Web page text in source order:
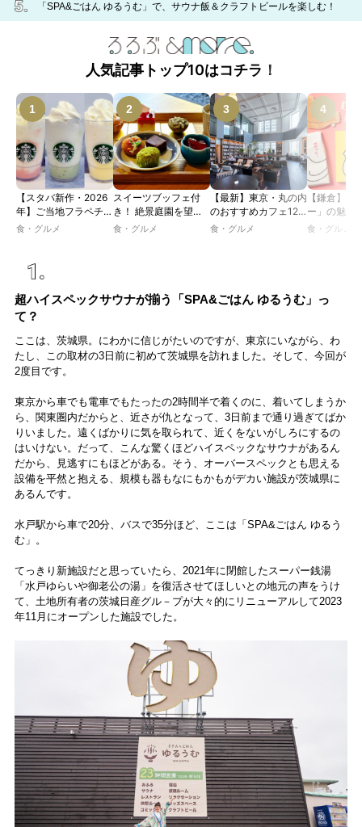
「SPA&ごはん ゆるうむ」で、サウナ飯＆クラフトビールを楽しむ！
人気記事トップ10はコチラ！
【スタバ新作・2026
年】ご当地フラペチー
ノが新登場！ 地域と
JIMOTO
PROGRAM」が青
森・群馬・沖縄で始
動。6種類を飲んで実
食レポート
食・グルメ
スイーツブッフェ付
き！ 絶景庭園を望む
ホテルレストランで味
食・グルメ
【最新】東京・丸の内
のおすすめカフェ12
選｜ひとりでゆったり
食・グルメ
【鎌倉】「
ー」の魅力
説！ 定番商
食・グルメ
超ハイスペックサウナが揃う「SPA&ごはん ゆるうむ」っ
て？
ここは、茨城県。にわかに信じがたいのですが、東京にいながら、わ
たし、この取材の3日前に初めて茨城県を訪れました。そして、今回が
2度目です。
東京から車でも電車でもたったの2時間半で着くのに、着いてしまうか
ら、関東圏内だからと、近さが仇となって、3日前まで通り過ぎてばか
りいました。遠くばかりに気を取られて、近くをないがしろにするの
はいけない。だって、こんな驚くほどハイスペックなサウナがあるん
だから、見逃すにもほどがある。そう、オーバースペックとも思える
設備を平然と抱える、規模も器もなにもかもがデカい施設が茨城県に
あるんです。
水戸駅から車で20分、バスで35分ほど、ここは「SPA&ごはん ゆるう
む」。
てっきり新施設だと思っていたら、2021年に閉館したスーパー銭湯
「水戸ゆらいや御老公の湯」を復活させてほしいとの地元の声をうけ
て、土地所有者の茨城日産グル－プが大々的にリニューアルして2023
年11月にオープンした施設でした。